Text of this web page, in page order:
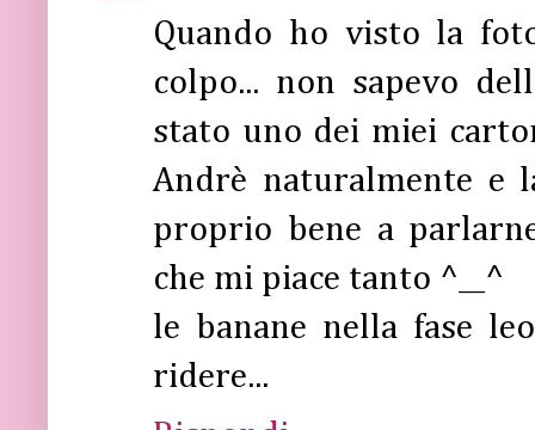
Quando ho visto la
colpo... non sapevo
stato uno dei miei
Andrè naturalmente e
proprio bene a
che mi piace tanto ^__^
le banane nella fase
ridere...